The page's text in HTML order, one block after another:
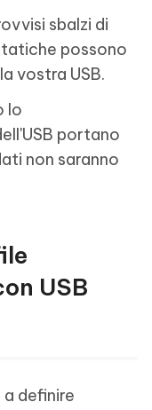
sbalzi di
possono
vostra USB.
lo
portano
non saranno
USB
definire